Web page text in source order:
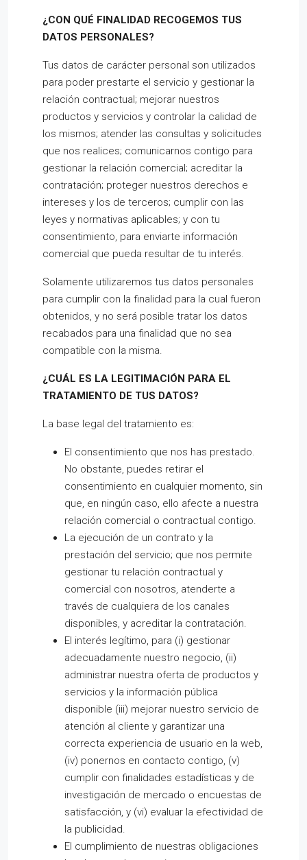
¿CON QUÉ FINALIDAD RECOGEMOS TUS
DATOS PERSONALES?
Tus datos de carácter personal son utilizados
para poder prestarte el servicio y gestionar la
relación contractual; mejorar nuestros
productos y servicios y controlar la calidad de
los mismos; atender las consultas y solicitudes
que nos realices; comunicarnos contigo para
gestionar la relación comercial; acreditar la
contratación; proteger nuestros derechos e
intereses y los de terceros; cumplir con las
leyes y normativas aplicables; y con tu
consentimiento, para enviarte información
comercial que pueda resultar de tu interés.
Solamente utilizaremos tus datos personales
para cumplir con la finalidad para la cual fueron
obtenidos, y no será posible tratar los datos
recabados para una finalidad que no sea
compatible con la misma.
¿CUÁL ES LA LEGITIMACIÓN PARA EL
TRATAMIENTO DE TUS DATOS?
La base legal del tratamiento es:
El consentimiento que nos has prestado.
No obstante, puedes retirar el
consentimiento en cualquier momento, sin
que, en ningún caso, ello afecte a nuestra
relación comercial o contractual contigo.
La ejecución de un contrato y la
prestación del servicio; que nos permite
gestionar tu relación contractual y
comercial con nosotros, atenderte a
través de cualquiera de los canales
disponibles, y acreditar la contratación.
El interés legítimo, para (i) gestionar
adecuadamente nuestro negocio, (ii)
administrar nuestra oferta de productos y
servicios y la información pública
disponible (iii) mejorar nuestro servicio de
atención al cliente y garantizar una
correcta experiencia de usuario en la web,
(iv) ponernos en contacto contigo, (v)
cumplir con finalidades estadísticas y de
investigación de mercado o encuestas de
satisfacción, y (vi) evaluar la efectividad de
la publicidad.
El cumplimiento de nuestras obligaciones